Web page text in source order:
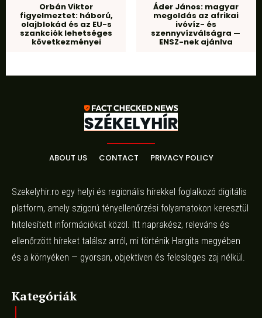
Orbán Viktor
figyelmeztet: háború,
olajblokád és az EU-s
szankciók lehetséges
következményei
Áder János: magyar
megoldás az afrikai
ivóvíz- és
szennyvízválságra —
ENSZ-nek ajánlva
ABOUT US CONTACT PRIVACY POLICY
Szekelyhir.ro egy helyi és regionális hírekkel foglalkozó digitális
platform, amely szigorú tényellenőrzési folyamatokon keresztül
hitelesített információkat közöl. Itt naprakész, releváns és
ellenőrzött híreket találsz arról, mi történik Hargita megyében
és a környéken — gyorsan, objektíven és felesleges zaj nélkül.
Kategóriák